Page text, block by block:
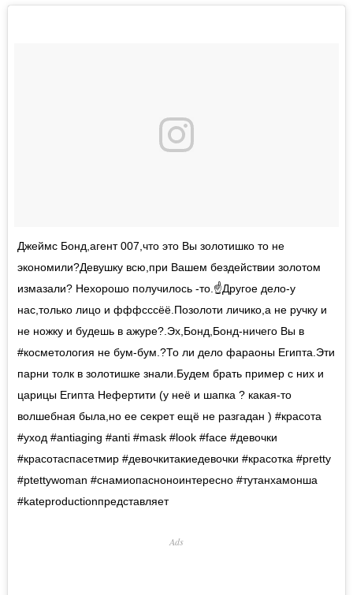
Джеймс Бонд,агент 007,что это Вы золотишко то не
экономили?Девушку всю,при Вашем бездействии золотом
измазали? Нехорошо получилось -то.☝️Другое дело-у
нас,только лицо и фффсссёё.Позолоти личико,а не ручку и
не ножку и будешь в ажуре?.Эх,Бонд,Бонд-ничего Вы в
#косметология не бум-бум.?То ли дело фараоны Египта.Эти
парни толк в золотишке знали.Будем брать пример с них и
царицы Египта Нефертити (у неё и шапка ? какая-то
волшебная была,но ее секрет ещё не разгадан ) #красота
#уход #antiaging #anti #mask #look #face #девочки
#красотаспасетмир #девочкитакиедевочки #красотка #pretty
#ptettywoman #снамиопасноноинтересно #тутанхамонша
#kateproductionпредставляет
Ads